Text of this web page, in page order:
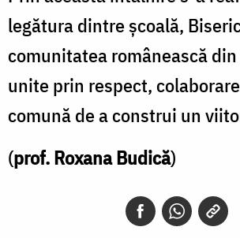
legătura dintre școală,
comunitatea românească
unite prin respect,
comună de a construi un
(prof. Roxana Budică)